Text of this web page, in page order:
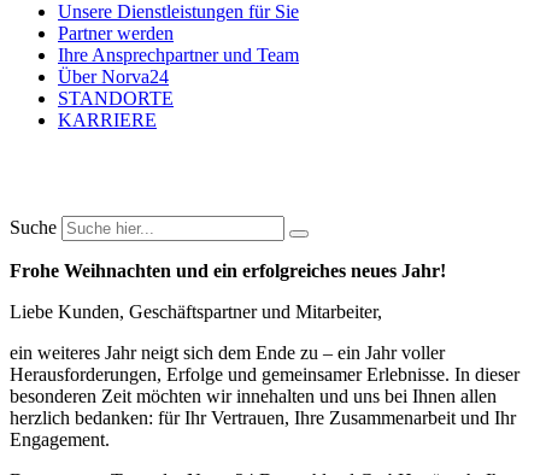
Unsere Dienstleistungen für Sie
Partner werden
Ihre Ansprechpartner und Team
Über Norva24
STANDORTE
KARRIERE
Suche
Frohe Weihnachten und ein erfolgreiches neues Jahr!
Liebe Kunden, Geschäftspartner und Mitarbeiter,
ein weiteres Jahr neigt sich dem Ende zu – ein Jahr voller
Herausforderungen, Erfolge und gemeinsamer Erlebnisse. In dieser
besonderen Zeit möchten wir innehalten und uns bei Ihnen allen
herzlich bedanken: für Ihr Vertrauen, Ihre Zusammenarbeit und Ihr
Engagement.